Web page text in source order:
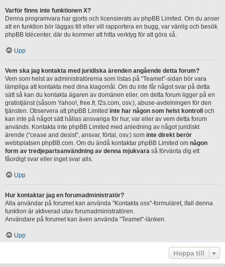
Varför finns inte funktionen X?
Denna programvara har gjorts och licensierats av phpBB Limited. Om du anser
att en funktion bör läggas till eller vill rapportera en bugg, var vänlig och besök
phpBB Idécenter, där du kommer att hitta verktyg för att göra så.
Upp
Vem ska jag kontakta med juridiska ärenden angående detta forum?
Vem som helst av administratörerna som listas på “Teamet”-sidan bör vara
lämpliga att kontakta med dina klagomål. Om du inte får något svar på detta
sätt så kan du kontakta ägaren av domänen eller, om detta forum ligger på en
gratistjänst (såsom Yahoo!, free.fr, f2s.com, osv.), abuse-avdelningen för den
tjänsten. Observera att phpBB Limited inte har någon som helst kontroll
och
kan inte på något sätt hållas ansvariga för hur, var eller av vem detta forum
används. Kontakta inte phpBB Limited med anledning av något juridiskt
ärende (“cease and desist”, ansvar, förtal, osv.) som inte direkt berör
webbplatsen phpBB.com. Om du ändå kontaktar phpBB Limited om någon
form av tredjepartsanvändning av denna mjukvara så förvänta dig ett
fåordigt svar eller inget svar alls.
Upp
Hur kontaktar jag en forumadministratör?
Alla användar på forumet kan använda "Kontakta oss"-formuläret, ifall denna
funktion är aktiverad utav forumadministratören.
Användare på forumet kan även använda "Teamet"-länken.
Upp
Hoppa till